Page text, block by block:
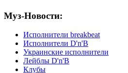
Муз-Новости:
Исполнители breakbeat
Исполнители D'n'B
Украинские исполнители
Лейблы D'n'B
Клубы